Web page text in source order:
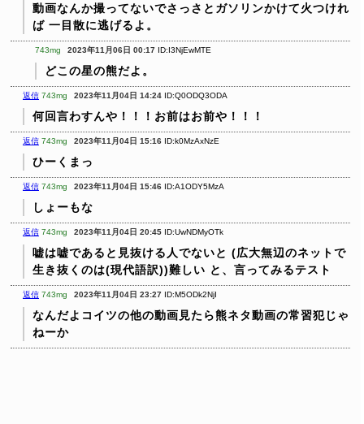
動画なんか撮ってないでさっさとガソリンかけて火つけれ
ば 一目散に逃げるよ。
743mg 2023年11月06日 00:17 ID:I3NjEwMTE
どこの星の熊だよ。
返信 743mg 2023年11月04日 14:24 ID:Q0ODQ3ODA
何回言わすんや！！！お前はお前や！！！
返信 743mg 2023年11月04日 15:16 ID:k0MzAxNzE
ひーくまっ
返信 743mg 2023年11月04日 15:46 ID:A1ODY5MzA
しょーもな
返信 743mg 2023年11月04日 20:45 ID:UwNDMyOTk
嘘は嘘であると見抜ける人でないと (広大無辺のネットで
生き抜くのは(現代語訳))難しい と、言ってみるテスト
返信 743mg 2023年11月04日 23:27 ID:M5ODk2NjI
なんだよコイツの他の動画見たら熊ネタ動画の常習犯じゃ
ねーか